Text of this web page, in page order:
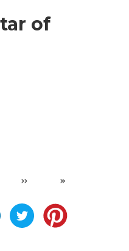
of
Next
››
Last
»